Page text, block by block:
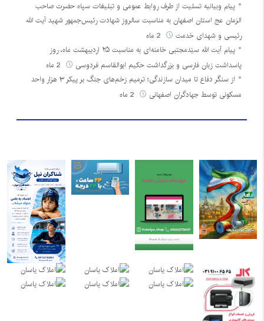
پیام وبیانیه تسلیت از طرف روابط عمومی و تبلیغات سپاه حضرت صاحب
الزمان عج استان اصفهان به مناسبت سالروز شهادت رئیس‌جمهور شهید آیت الله
رئیسی و شهدای خدمت
پیام آیت الله سیّدمجتبی خامنه‌ای به مناسبت ۲۵ اردیبهشت ماه، روز
پاسداشت زبان فارسی و بزرگداشت حکیم ابوالقاسم فردوسی
از سنگر دفاع تا میدان سازندگی؛ ترمیم زخم‌های جنگ بر پیکر ۳ هزار واحد
مسکونی توسط جهادگران اصفهانی